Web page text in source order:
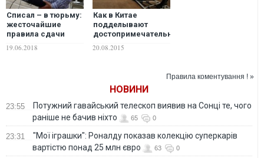
Списал – в тюрьму:
жесточайшие
правила сдачи
19.06.2018
Как в Китае
подделывают
достопримечательности
европейские
20.08.2015
Правила коментування ! »
НОВИНИ
23:55
Потужний гавайський телескоп виявив на Сонці те, чого
раніше не бачив ніхто
65 0
23:31
"Мої іграшки": Роналду показав колекцію суперкарів
вартістю понад 25 млн євро
63 0